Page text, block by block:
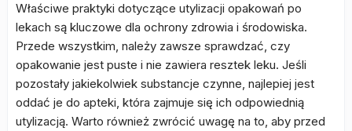
Właściwe praktyki dotyczące utylizacji opakowań po
lekach są kluczowe dla ochrony zdrowia i środowiska.
Przede wszystkim, należy zawsze sprawdzać, czy
opakowanie jest puste i nie zawiera resztek leku. Jeśli
pozostały jakiekolwiek substancje czynne, najlepiej jest
oddać je do apteki, która zajmuje się ich odpowiednią
utylizacją. Warto również zwrócić uwagę na to, aby przed